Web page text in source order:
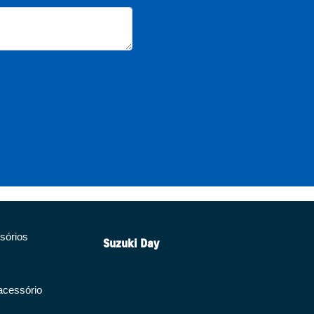
Suzuki Day